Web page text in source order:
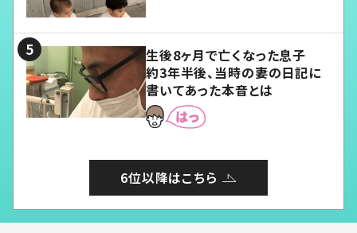
生後8ヶ月で亡くなった息子
約3年半後、当時の妻の日記に
書いてあった本音とは
6位以降はこちら